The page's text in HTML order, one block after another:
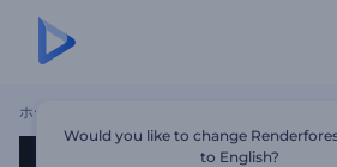
ホーム
Would you like to change
to English?